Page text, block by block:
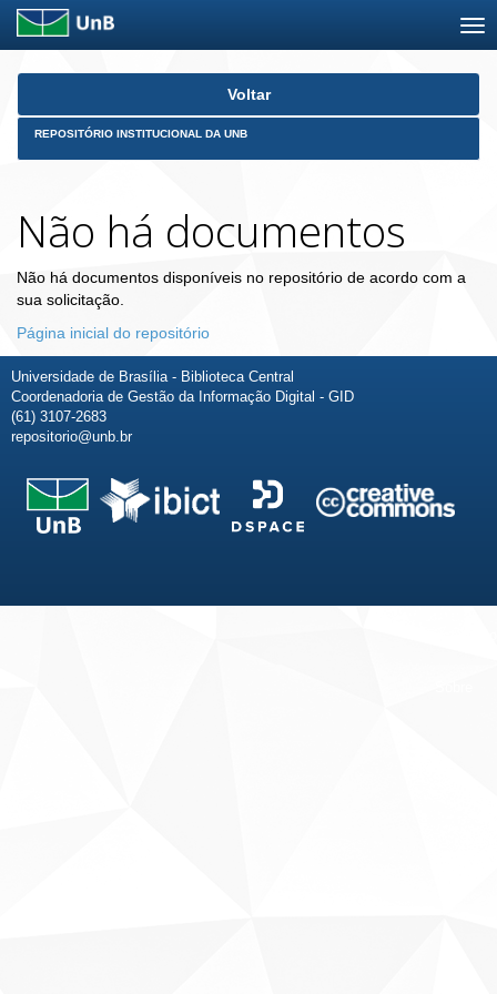
Skip
Voltar
REPOSITÓRIO INSTITUCIONAL DA UNB
Não há documentos
Não há documentos disponíveis no repositório de acordo com a
sua solicitação.
Página inicial do repositório
Universidade de Brasília - Biblioteca Central
Coordenadoria de Gestão da Informação Digital - GID
(61) 3107-2683
repositorio@unb.br